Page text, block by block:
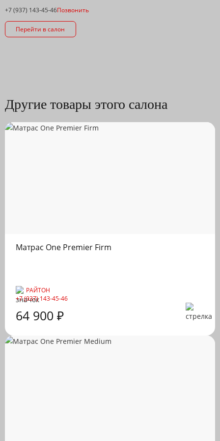
+7 (937) 143-45-46Позвонить
Перейти в салон
Другие товары этого салона
Матрас One Premier Firm
РАЙТОН
+7 (937) 143-45-46
64 900 ₽